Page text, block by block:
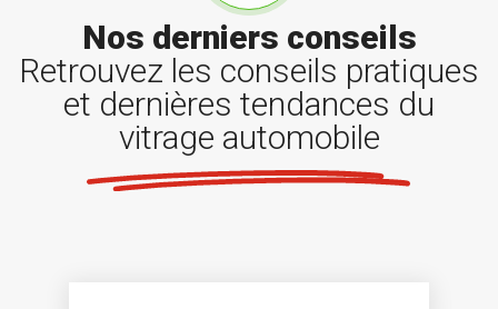
Nos derniers conseils
Retrouvez les conseils pratiques
et dernières tendances du
vitrage automobile